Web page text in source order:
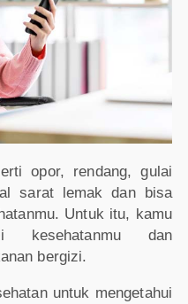
opor, rendang, gulai
sarat lemak dan bisa
Untuk itu, kamu
kesehatanmu dan
bergizi.
untuk mengetahui